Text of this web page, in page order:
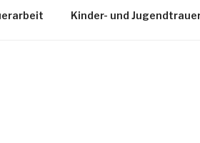
Kinder- und